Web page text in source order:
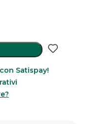
Satispay!